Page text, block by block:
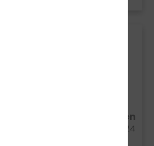
Katharina ist nur zu
Lara Boedeker aus Vreden
01.07.2024